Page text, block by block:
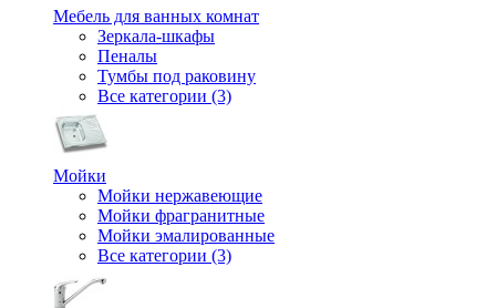
Мебель для ванных комнат
Зеркала-шкафы
Пеналы
Тумбы под раковину
Все категории (3)
Мойки
Мойки нержавеющие
Мойки фрагранитные
Мойки эмалированные
Все категории (3)